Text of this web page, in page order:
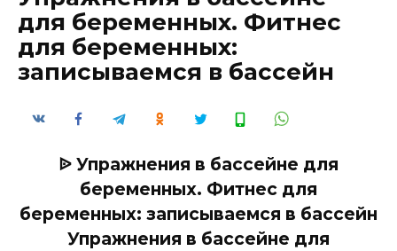
для беременных. Фитнес
для беременных:
записываемся в бассейн
ᐉ Упражнения в бассейне для
беременных. Фитнес для
беременных: записываемся в бассейн
Упражнения в бассейне для